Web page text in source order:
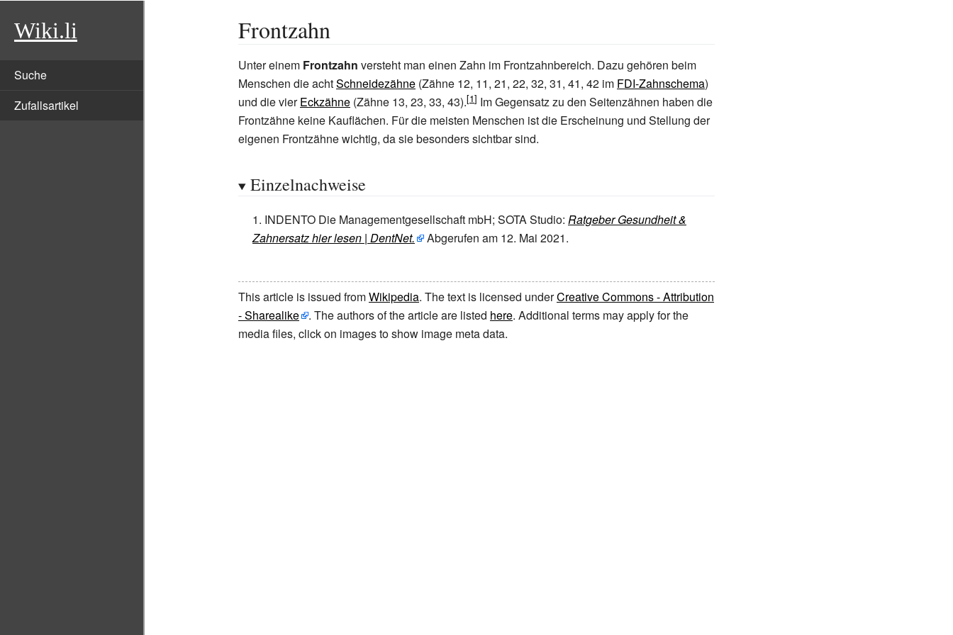
Wiki.li
Suche
Zufallsartikel
Frontzahn
Unter einem Frontzahn versteht man einen Zahn im Frontzahnbereich. Dazu gehören beim
Menschen die achtSchneidezähne (Zähne 12, 11, 21, 22, 32, 31, 41, 42 im FDI-Zahnschema)
und die vierEckzähne (Zähne 13, 23, 33, 43).
Im Gegensatz zu den Seitenzähnen haben die
Frontzähne keine Kauflächen. Für die meisten Menschen ist die Erscheinung und Stellung der
eigenen Frontzähne wichtig, da sie besonders sichtbar sind.
Einzelnachweise
INDENTO Die Managementgesellschaft mbH; SOTA Studio: Ratgeber Gesundheit &
Zahnersatz hier lesen | DentNet. Abgerufen am 12. Mai 2021.
This article is issued fromWikipedia. The text is licensed underCreative Commons - Attribution
- Sharealike
. The authors of the article are listed here. Additional terms may apply for the
media files, click on images to show image meta data.